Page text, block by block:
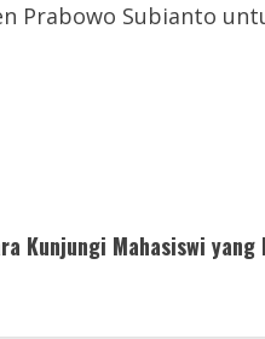
Prabowo Subianto
Kunjungi Mahasiswi yang